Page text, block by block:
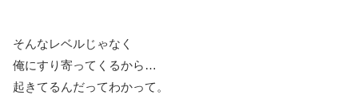
そんなレベルじゃなく
俺にすり寄ってくるから…
起きてるんだってわかって。